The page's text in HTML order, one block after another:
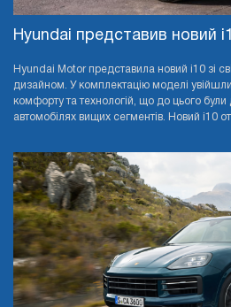
Hyundai представив новий
Hyundai Motor представила новий i10 зі
дизайном. У комплектацію моделі
комфорту та технологій, що до цього
автомобілях вищих сегментів. Новий i10